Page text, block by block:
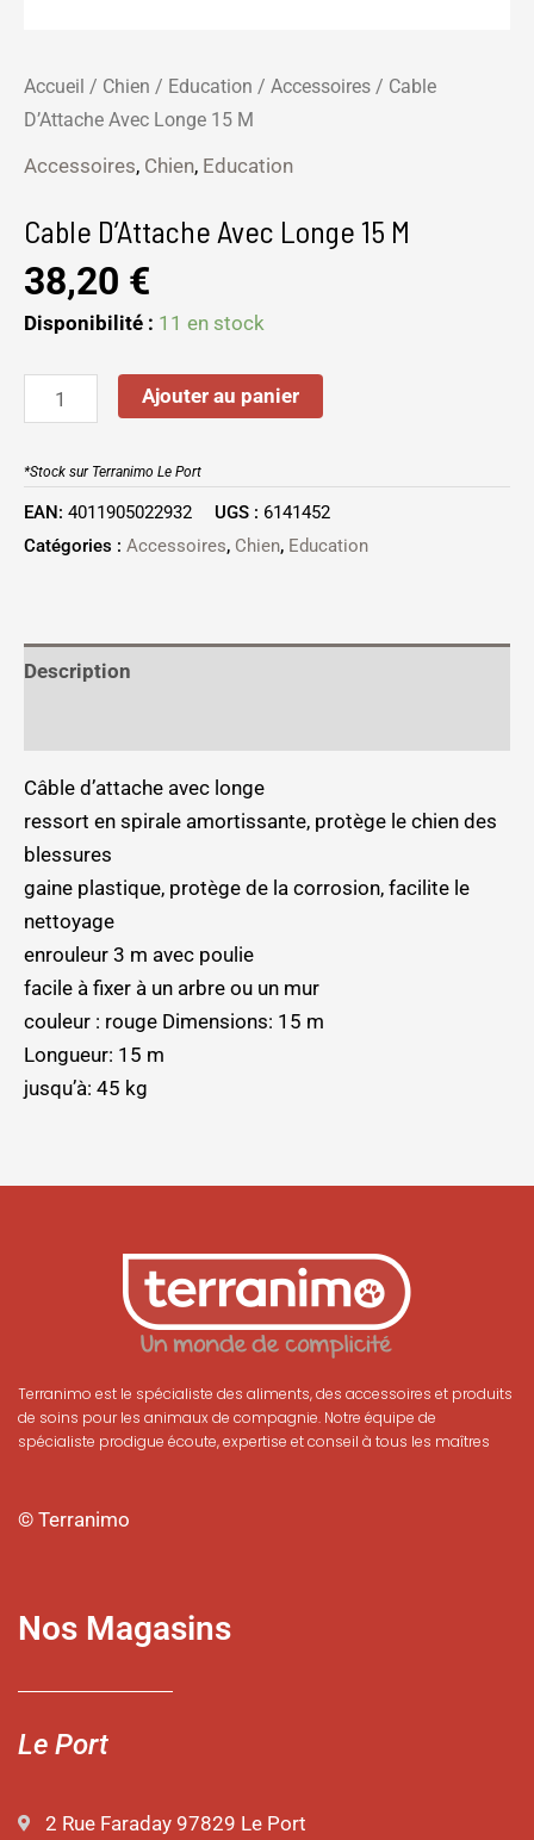
Accueil / Chien / Education / Accessoires / Cable
D’Attache Avec Longe 15 M
Accessoires, Chien, Education
Cable D’Attache Avec Longe 15 M
38,20 €
Disponibilité : 11 en stock
Ajouter au panier
*Stock sur Terranimo Le Port
EAN: 4011905022932 UGS : 6141452
Catégories : Accessoires, Chien, Education
Description
Câble d’attache avec longe
ressort en spirale amortissante, protège le chien des
blessures
gaine plastique, protège de la corrosion, facilite le
nettoyage
enrouleur 3 m avec poulie
facile à fixer à un arbre ou un mur
couleur : rouge Dimensions: 15 m
Longueur: 15 m
jusqu’à: 45 kg
Terranimo est le spécialiste des aliments, des accessoires et produits
de soins pour les animaux de compagnie. Notre équipe de
spécialiste prodigue écoute, expertise et conseil à tous les maîtres
© Terranimo
Nos Magasins
Le Port
2 Rue Faraday 97829 Le Port